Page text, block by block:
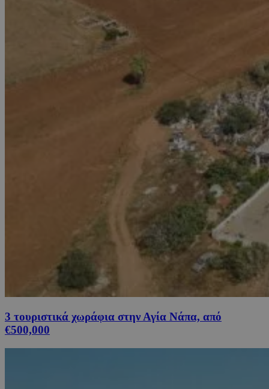
3 τουριστικά χωράφια στην Αγία Νάπα, από
€500,000